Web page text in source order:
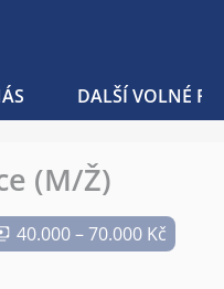
DALŠÍ VOLNÉ
(M/Ž)
40.000 – 70.000 Kč